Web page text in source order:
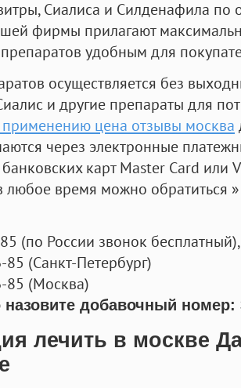
Сиалиса и Силденафила по
фирмы прилагают
удобным для
осуществляется без
и другие препараты для
применению цена отзывы москва
через электронные
карт Master Card или
любое время можно обратиться
(по России звонок бесплатный),
85 (Санкт-Петербург)
85 (Москва)
добавочный номер:
лечить в москве